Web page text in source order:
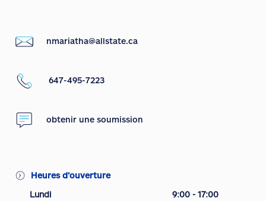
nmariatha@allstate.ca
647-495-7223
obtenir une soumission
Heures d’ouverture
Lundi
9:00 - 17:00